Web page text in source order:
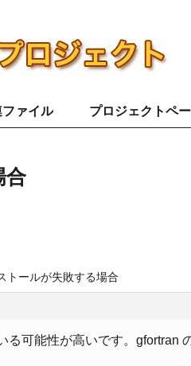
ファイル プロジェクトペ
合
トールが失敗する場合
る可能性が高いです。gfortran